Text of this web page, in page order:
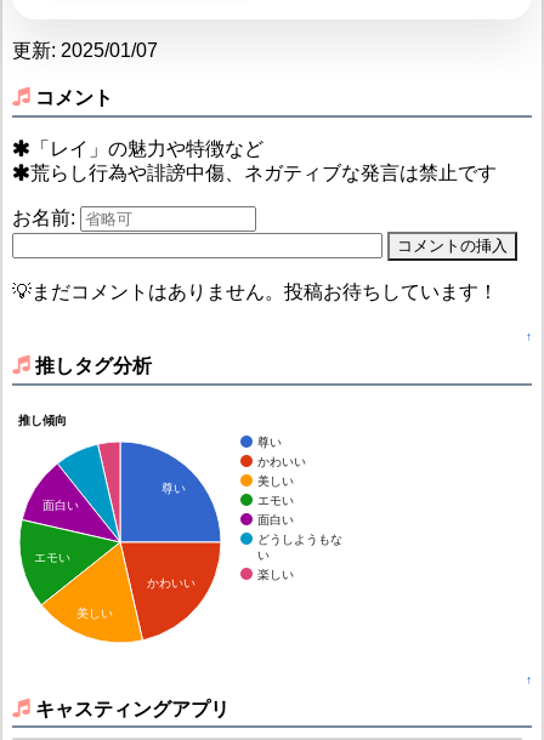
更新: 2025/01/07
コメント
「レイ」の魅力や特徴など
荒らし行為や誹謗中傷、ネガティブな発言は禁止です
お名前:
💡まだコメントはありません。投稿お待ちしています！
↑
推しタグ分析
推し傾向
尊い
かわいい
美しい
エモい
面白い
どうしようもな
い
楽しい
尊い
かわいい
面白い
エモい
美しい
↑
キャスティングアプリ